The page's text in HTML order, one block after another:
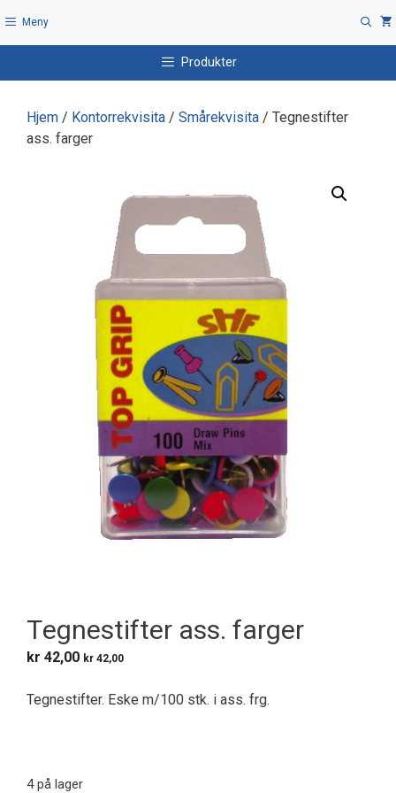
til
Meny
Produkter
Hjem / Kontorrekvisita / Smårekvisita / Tegnestifter
ass. farger
Tegnestifter ass. farger
kr 42,00 kr 42,00
Tegnestifter. Eske m/100 stk. i ass. frg.
4 på lager